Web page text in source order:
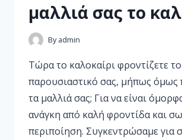
μαλλιά σας το
By admin
Τώρα το καλοκαίρι φροντίζετε το
παρουσιαστικό σας, μήπως όμως
τα μαλλιά σας; Για να είναι
ανάγκη από καλή φροντίδα και
περιποίηση. Συγκεντρώσαμε για